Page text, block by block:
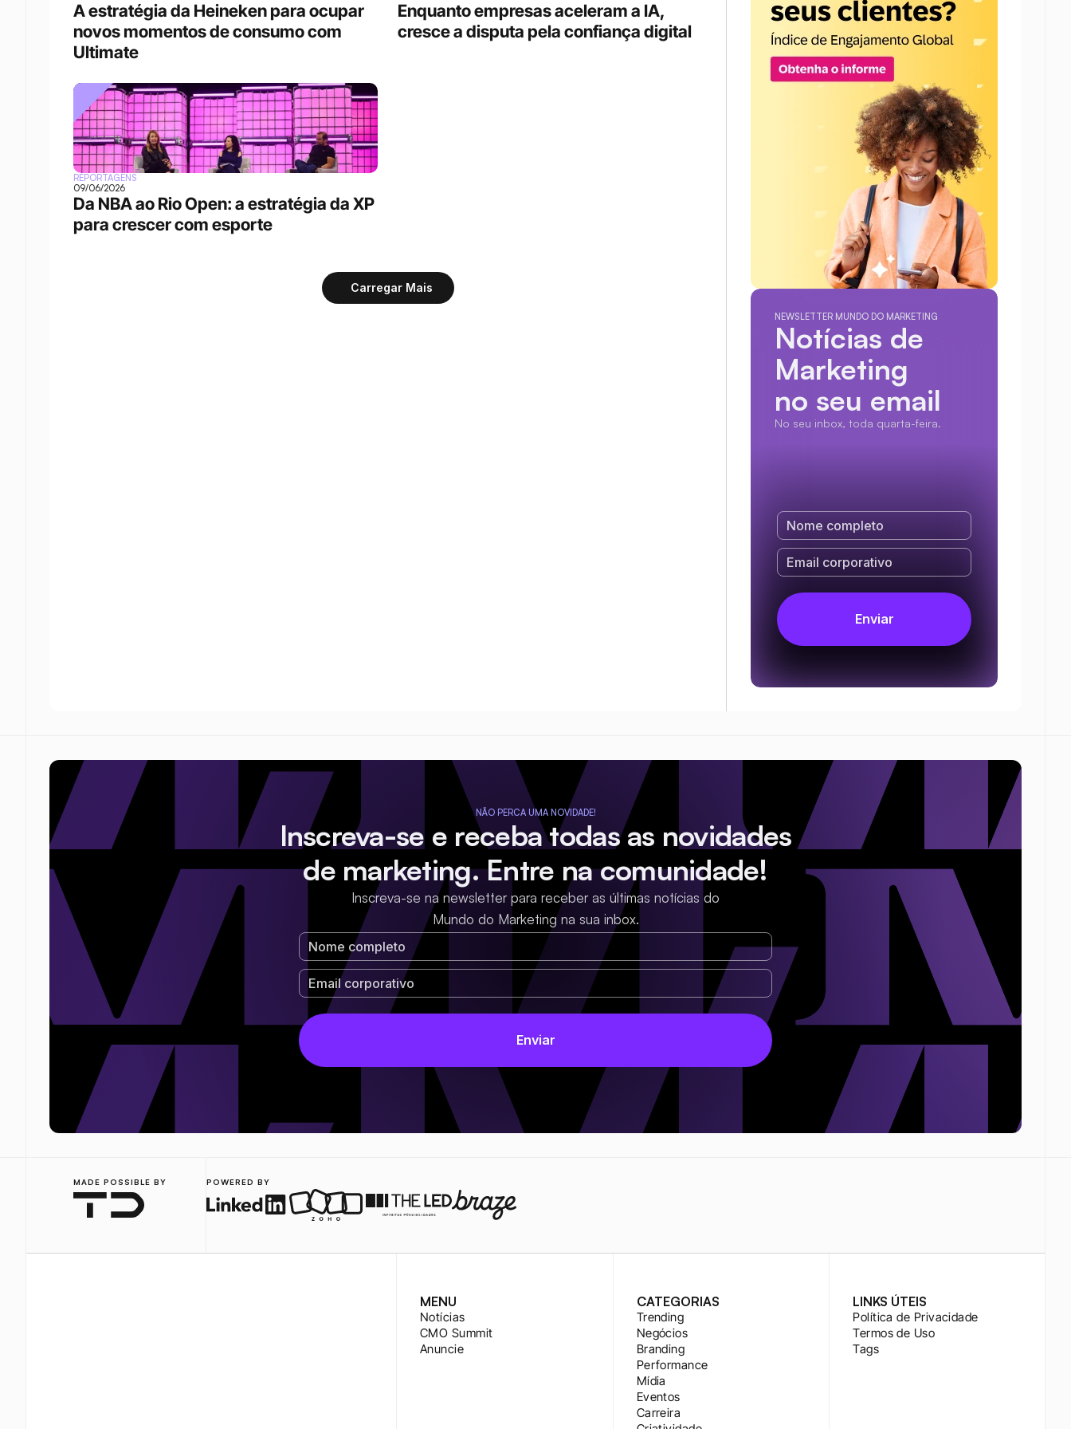
A estratégia da Heineken para ocupar
novos momentos de consumo com
Ultimate
Enquanto empresas aceleram a IA,
cresce a disputa pela confiança digital
REPORTAGENS
09/06/2026
Da NBA ao Rio Open: a estratégia da XP
para crescer com esporte
Carregar Mais
NEWSLETTER MUNDO DO MARKETING
Notícias de
Marketing
no seu email
No seu inbox, toda quarta-feira.
NÃO PERCA UMA NOVIDADE!
Inscreva-se e receba todas as novidades
de marketing. Entre na comunidade!
Inscreva-se na newsletter para receber as últimas notícias do
Mundo do Marketing na sua inbox.
MADE POSSIBLE BY POWERED BY
MENU
Notícias
CMO Summit
Anuncie
CATEGORIAS
Trending
Negócios
Branding
Performance
Mídia
Eventos
Carreira
LINKS ÚTEIS
Política de Privacidade
Termos de Uso
Tags